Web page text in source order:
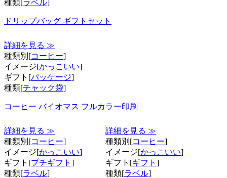
種類[ラベル]
ドリップバッグ ギフトセット
詳細を見る ≫
種類別[コーヒー]
イメージ[かっこいい]
ギフト[パッケージ]
種類[チャック袋]
コーヒー バイオマス フルカラー印刷
詳細を見る ≫
種類別[コーヒー]
イメージ[かっこいい]
ギフト[プチギフト ]
種類[ラベル]
詳細を見る ≫
種類別[コーヒー]
イメージ[かっこいい]
ギフト[ギフト ]
種類[ラベル]